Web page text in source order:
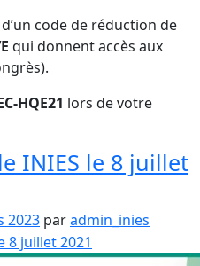
code de réduction de
qui donnent accès aux
HQE21 lors de votre
INIES le 8 juillet
2023 paradmin_inies